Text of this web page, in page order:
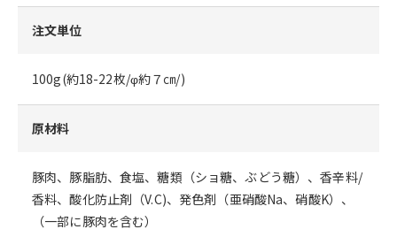
注文単位
100g(約18-22枚/φ約７㎝/)
原材料
豚肉、豚脂肪、食塩、糖類（ショ糖、ぶどう糖）、香辛料/
香料、酸化防止剤（V.C)、発色剤（亜硝酸Na、硝酸K）、
（一部に豚肉を含む）